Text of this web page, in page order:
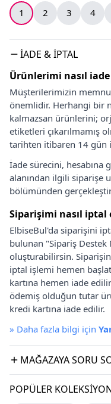
1 2 3 4
İADE & İPTAL
Ürünlerimi nasıl
Müşterilerimizin
önemlidir. Herhangi bir
kalmazsan ürünlerini;
etiketleri çıkarılmamış
tarihten itibaren 14 gün
İade sürecini, hesabına
alanından ilgili siparişe
bölümünden
Siparişimi nasıl iptal
ElbiseBul'da siparişini
bulunan "Sipariş
oluşturabilirsin.
iptal işlemi hemen
kartına hemen iade
ödemiş olduğun tutar
kredi kartına iade edilir.
» Daha fazla bilgi için
MAĞAZAYA SORU
POPÜLER